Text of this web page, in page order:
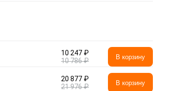
10 247 ₽
10 786 ₽
В корзину
20 877 ₽
21 976 ₽
В корзину